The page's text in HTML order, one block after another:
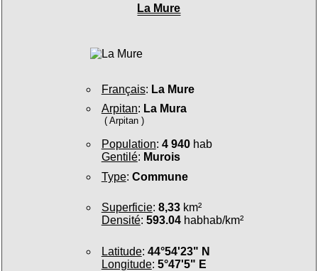
La Mure
Français: La Mure
Arpitan: La Mura
( Arpitan )
Population: 4 940hab
Gentilé: Murois
Type: Commune
Superficie: 8,33km²
Densité: 593.04habhab/km²
Latitude: 44°54'23" N
Longitude: 5°47'5" E